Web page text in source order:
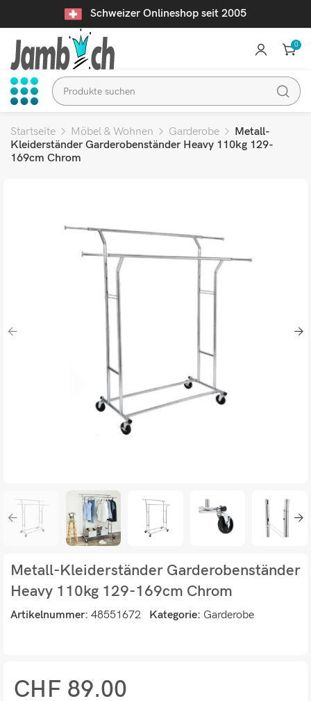
Schweizer Onlineshop seit 2005
0
Startseite Möbel & Wohnen Garderobe
Metall-
Kleiderständer Garderobenständer Heavy 110kg 129-
169cm Chrom
Metall-Kleiderständer Garderobenständer
Heavy 110kg 129-169cm Chrom
Artikelnummer: 48551672 Kategorie: Garderobe
CHF 89.00